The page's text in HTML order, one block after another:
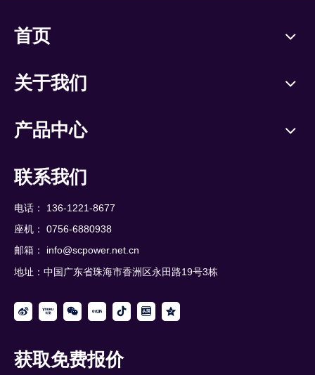
首页
关于我们
产品中心
联系我们
电话： 136-1221-8677
座机： 0756-6880938
邮箱： info@scpower.net.cn
地址：中国广东省珠海市香洲区永田路19号3栋
获取免费报价